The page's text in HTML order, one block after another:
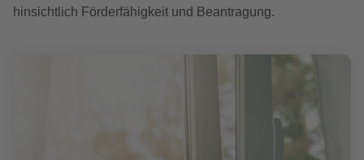
hinsichtlich Förderfähigkeit und Beantragung.